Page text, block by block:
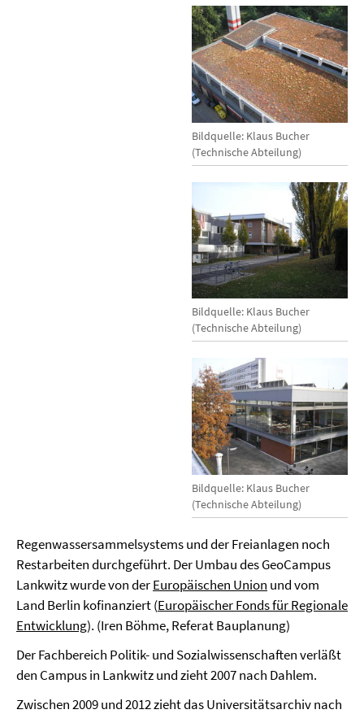
Bildquelle: Klaus Bucher
(Technische Abteilung)
Bildquelle: Klaus Bucher
(Technische Abteilung)
Bildquelle: Klaus Bucher
(Technische Abteilung)
Regenwassersammelsystems und der Freianlagen noch
Restarbeiten durchgeführt. Der Umbau des GeoCampus
Lankwitz wurde von derEuropäischen Union und vom
Land Berlin kofinanziert (Europäischer Fonds für Regionale
Entwicklung). (Iren Böhme, Referat Bauplanung)
Der Fachbereich Politik- und Sozialwissenschaften verläßt
den Campus in Lankwitz und zieht 2007 nach Dahlem.
Zwischen 2009 und 2012 zieht das Universitätsarchiv nach